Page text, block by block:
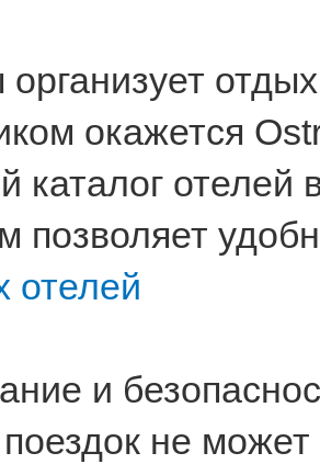
организует
окажется
каталог отелей
позволяет
отелей
и
не может